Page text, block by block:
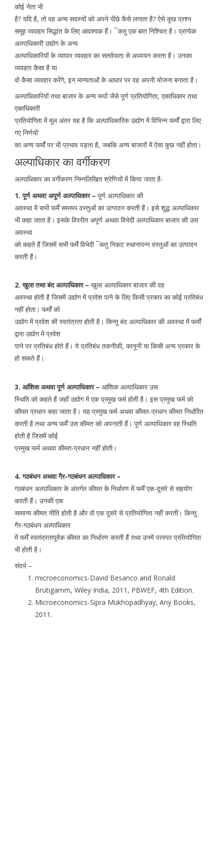
कोई नेता भी
है? यदि है, तो वह अन्य सदस्यों को अपने पीछे कैसे लगाता है? ऐसे कुछ प्रश्न
समूह व्यवहार सिद्धांत के लिए आवश्यक हैं। ¯कतु एक बात निश्चित है। प्रत्येक
अल्पाधिकारी उद्योग के अन्य
अल्पाधिकारियों के व्यापार व्यवहार का सतर्वफता से अध्ययन करता है। उनका
व्यवहार कैसा है या
वो कैसा व्यवहार करेंगे, इन मान्यताओं के आधार पर वह अपनी योजना बनाता है।
अल्पाधिकारियों तथा बाजार के अन्य रूपों जैसे पूर्ण प्रतियोगिता, एकाधिकार तथा
एकाधिकारी
प्रतियोगिता में मूल अंतर यह है कि अल्पाधिकारिक उद्योग में विभिन्न फर्मों द्वारा लिए
गए निर्णयों
का अन्य फर्मों पर भी प्रभाव पड़ता है, जबकि अन्य बाजारों में ऐसा कुछ नहीं होता।
अल्पाधिकार का वर्गीकरण
अल्पाधिकार का वर्गीकरण निम्नलिखित श्रेणियों में किया जाता है-
1. पूर्ण अथवा अपूर्ण अल्पाधिकार – पूर्ण अल्पाधिकार की
अवस्था में सभी फर्में समरूप वस्तुओं का उत्पादन करती हैं। इसे शुद्ध अल्पाधिकार
भी कहा जाता है। इसके विपरीत अपूर्ण अथवा विभेदी अल्पाधिकार बाजार की उस
अवस्था
को कहते हैं जिसमें सभी फर्में विभेदी ¯कतु निकट स्थानापन्न वस्तुओं का उत्पादन
करती हैं।
2. खुला तथा बंद अल्पाधिकार – खुला अल्पाधिकार बाजार की वह
अवस्था होती है जिसमें उद्योग में प्रवेश पाने के लिए किसी प्रकार का कोई प्रतिबंध
नहीं होता। फर्मों को
उद्योग में प्रवेश की स्वतंत्रता होती है। किन्तु बंद अल्पाधिकार की अवस्था में फर्मों
द्वारा उद्योग में प्रवेश
पाने पर प्रतिबंध होते हैं। ये प्रतिबंध तकनीकी, कानूनी या किसी अन्य प्रकार के
हो सकते हैं।
3. आंशिक अथवा पूर्ण अल्पाधिकार – आंशिक अल्पाधिकार उस
स्थिति को कहते हैं जहाँ उद्योग में एक प्रमुख फर्म होती है। इस प्रमुख फर्म को
कीमत प्रधान कहा जाता है। यह प्रमुख फर्म अथवा कीमत-प्रधान कीमत निर्धारित
करती है तथा अन्य फर्में उस कीमत को अपनाती हैं। पूर्ण अल्पाधिकार वह स्थिति
होती है जिसमें कोई
प्रमुख फर्म अथवा कीमत-प्रधान नहीं होती।
4. गठबंधन अथवा गैर-गठबंधन अल्पाधिकार –
गठबंधन अल्पाधिकार के अंतर्गत कीमत के निर्धारण में फर्में एक-दूसरे से सहयोग
करती हैं। उनकी एक
सामान्य कीमत नीति होती है और वो एक दूसरे से प्रतियोगिता नहीं करतीं। किन्तु
गैर-गठबंधन अल्पाधिकार
में फर्में स्वतंत्रतापूर्वक कीमत का निर्धारण करती हैं तथा उनमें परस्पर प्रतियोगिता
भी होती है।
संदर्भ –
microeconomics-David Besanco and Ronald
Brutigamm, Wiley India, 2011, PBWEF, 4th Edition.
Microeconomics-Sipra Mukhopadhyay, Any Books,
2011.